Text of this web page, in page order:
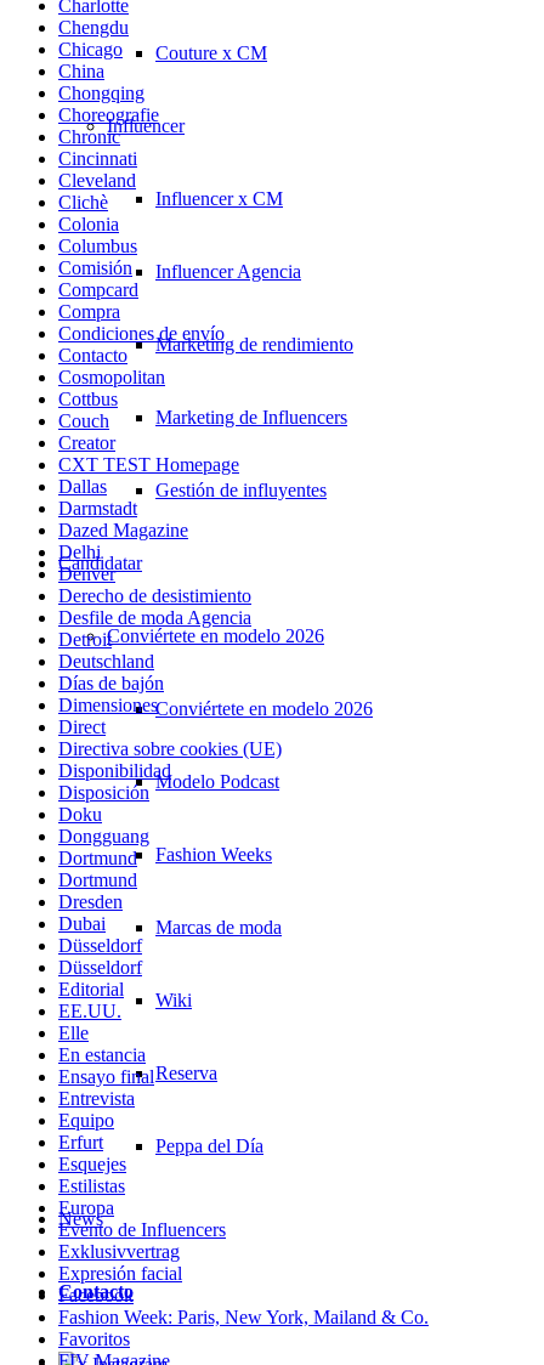
Couture x CM
Influencer
Influencer x CM
Influencer Agencia
Marketing de rendimiento
Marketing de Influencers
Gestión de influyentes
Candidatar
Conviértete en modelo 2026
Conviértete en modelo 2026
Modelo Podcast
Fashion Weeks
Marcas de moda
Wiki
Reserva
Peppa del Día
News
Contacto
Charlotte
Chengdu
Chicago
China
Chongqing
Choreografie
Chronic
Cincinnati
Cleveland
Clichè
Colonia
Columbus
Comisión
Compcard
Compra
Condiciones de envío
Contacto
Cosmopolitan
Cottbus
Couch
Creator
CXT TEST Homepage
Dallas
Darmstadt
Dazed Magazine
Delhi
Denver
Derecho de desistimiento
Desfile de moda Agencia
Detroit
Deutschland
Días de bajón
Dimensiones
Direct
Directiva sobre cookies (UE)
Disponibilidad
Disposición
Doku
Dongguang
Dortmund
Dortmund
Dresden
Dubai
Düsseldorf
Düsseldorf
Editorial
EE.UU.
Elle
En estancia
Ensayo final
Entrevista
Equipo
Erfurt
Esquejes
Estilistas
Europa
Evento de Influencers
Exklusivvertrag
Expresión facial
Facebook
Fashion Week: Paris, New York, Mailand & Co.
Favoritos
FIV Magazine